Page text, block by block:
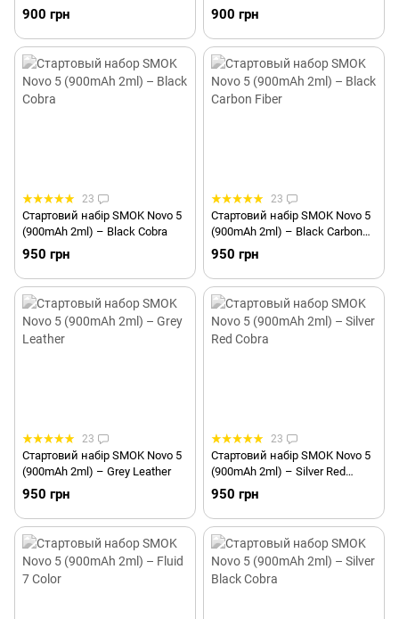
Cobra
900 грн
Color
900 грн
23
Стартовий набір SMOK Novo 5
(900mAh 2ml) – Black Cobra
950 грн
23
Стартовий набір SMOK Novo 5
(900mAh 2ml) – Black Carbon
Fiber
950 грн
23
Стартовий набір SMOK Novo 5
(900mAh 2ml) – Grey Leather
950 грн
23
Стартовий набір SMOK Novo 5
(900mAh 2ml) – Silver Red
Cobra
950 грн